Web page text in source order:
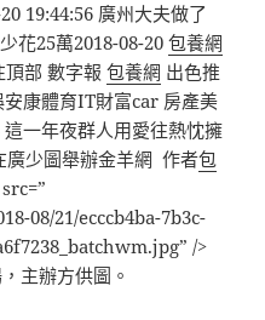
19:44:56 廣州大夫做了
花25萬2018-08-20包養網
頂部 數字報包養網 出色推
康體育IT財富car 房產美
一年夜群人用愛往熱忱擁
廣少圖舉辦金羊網 作者包
08/21/ecccb4ba-7b3c-
/>
主辦方供圖。